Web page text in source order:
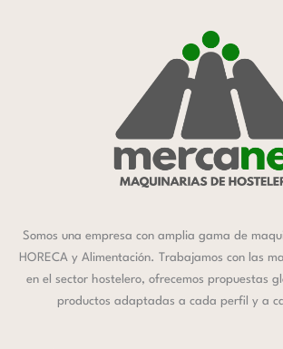
Somos una empresa con amplia gama de
HORECA y Alimentación. Trabajamos con las
en el sector hostelero, ofrecemos propuestas
productos adaptadas a cada perfil y a